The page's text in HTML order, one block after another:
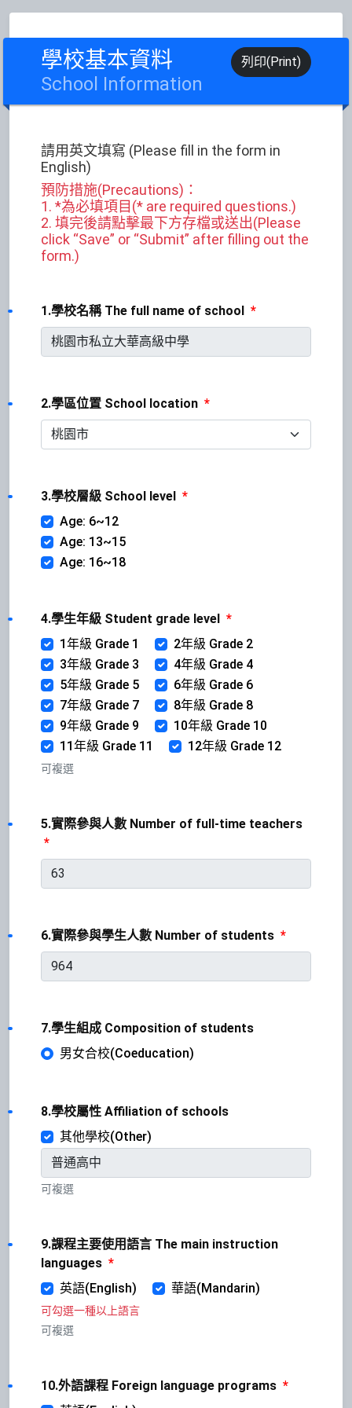
學校基本資料
School Information
列印(Print)
請用英文填寫 (Please fill in the form in
English)
預防措施(Precautions)：
1. *為必填項目(* are required questions.)
2. 填完後請點擊最下方存檔或送出(Please
click “Save” or “Submit” after filling out the
form.)
1.學校名稱 The full name of school *
2.學區位置 School location *
3.學校層級 School level *
Age: 6~12
Age: 13~15
Age: 16~18
4.學生年級 Student grade level *
1年級 Grade 1
2年級 Grade 2
3年級 Grade 3
4年級 Grade 4
5年級 Grade 5
6年級 Grade 6
7年級 Grade 7
8年級 Grade 8
9年級 Grade 9
10年級 Grade 10
11年級 Grade 11
12年級 Grade 12
可複選
5.實際參與人數 Number of full-time teachers
*
6.實際參與學生人數 Number of students *
7.學生組成 Composition of students
男女合校(Coeducation)
8.學校屬性 Affiliation of schools
其他學校(Other)
可複選
9.課程主要使用語言 The main instruction
languages *
英語(English)
華語(Mandarin)
可勾選一種以上語言
可複選
10.外語課程 Foreign language programs *